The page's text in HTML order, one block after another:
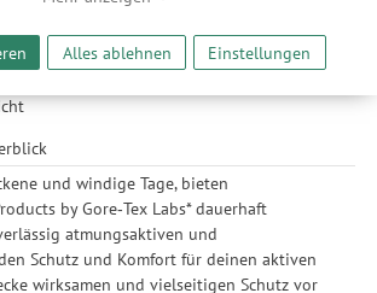
Sie bereitzustellen sowie Funktionalitäten
und stetig zu verbessern. Dabei
auch an Drittanbieter und Werbepartner
Verarbeitung erfolgt ausschließlich zum
von Streaming-Inhalten und der
Analyse, Reichweitenmessungen,
und nutzungsbasierter Werbung.
einzelnen Funktionen, den Drittanbietern
finden Sie unter Einstellungen. Diese
für die Nutzung unserer Website nicht
Alles ablehnen Einstellungen
schnell trocknende Materialien
und windige Tage, bieten
by Gore‑Tex Labs* dauerhaft
atmungsaktiven und
Schutz und Komfort für deinen aktiven
wirksamen und vielseitigen Schutz vor